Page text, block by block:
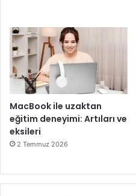
MacBook ile uzaktan
eğitim deneyimi: Artıları ve
eksileri
2 Temmuz 2026